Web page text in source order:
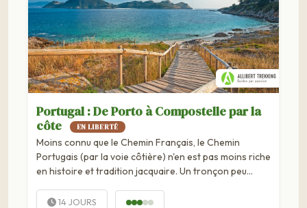
Portugal : De Porto à Compostelle par la
côte
EN LIBERTÉ
Moins connu que le Chemin Français, le Chemin
Portugais (par la voie côtière) n'en est pas moins riche
en histoire et tradition jacquaire. Un tronçon peu
14 JOURS